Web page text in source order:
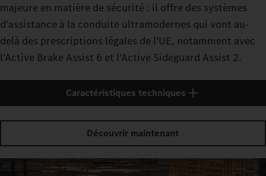
majeure en matière de sécurité : il offre des systèmes
d'assistance à la conduite ultramodernes qui vont au-
delà des prescriptions légales de l'UE, notamment avec
l'Active Brake Assist 6 et l'Active Sideguard Assist 2.
Caractéristiques techniques
Découvrir maintenant